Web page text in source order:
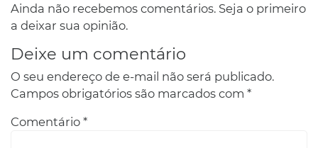
Ainda não recebemos comentários. Seja o primeiro
a deixar sua opinião.
Deixe um comentário
O seu endereço de e-mail não será publicado.
Campos obrigatórios são marcados com *
Comentário *